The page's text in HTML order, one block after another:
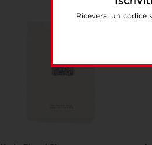
Riceverai un codice